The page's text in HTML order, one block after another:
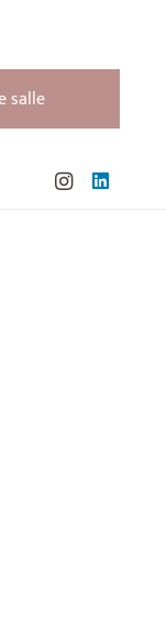
salle